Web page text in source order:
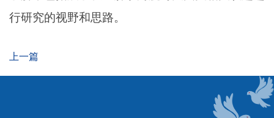
行研究的视野和思路。
上一篇